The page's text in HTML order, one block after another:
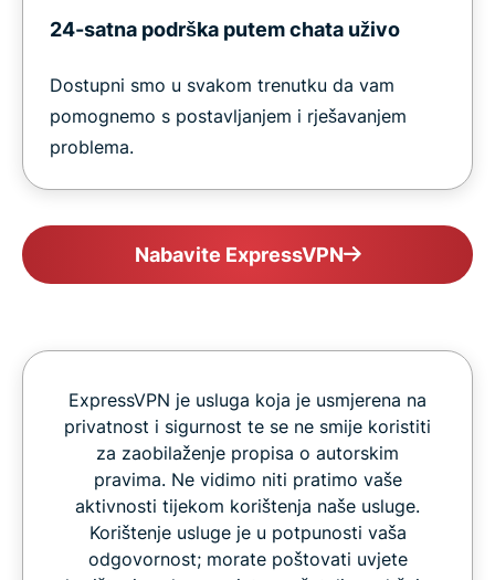
24-satna podrška putem chata uživo
Dostupni smo u svakom trenutku da vam
pomognemo s postavljanjem i rješavanjem
problema.
Nabavite ExpressVPN
ExpressVPN je usluga koja je usmjerena na
privatnost i sigurnost te se ne smije koristiti
za zaobilaženje propisa o autorskim
pravima. Ne vidimo niti pratimo vaše
aktivnosti tijekom korištenja naše usluge.
Korištenje usluge je u potpunosti vaša
odgovornost; morate poštovati uvjete